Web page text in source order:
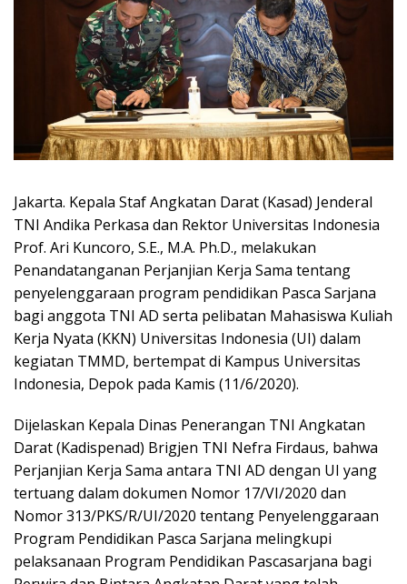
Jakarta. Kepala Staf Angkatan Darat (Kasad) Jenderal
TNI Andika Perkasa dan Rektor Universitas Indonesia
Prof. Ari Kuncoro, S.E., M.A. Ph.D., melakukan
Penandatanganan Perjanjian Kerja Sama tentang
penyelenggaraan program pendidikan Pasca Sarjana
bagi anggota TNI AD serta pelibatan Mahasiswa Kuliah
Kerja Nyata (KKN) Universitas Indonesia (UI) dalam
kegiatan TMMD, bertempat di Kampus Universitas
Indonesia, Depok pada Kamis (11/6/2020).
Dijelaskan Kepala Dinas Penerangan TNI Angkatan
Darat (Kadispenad) Brigjen TNI Nefra Firdaus, bahwa
Perjanjian Kerja Sama antara TNI AD dengan UI yang
tertuang dalam dokumen Nomor 17/VI/2020 dan
Nomor 313/PKS/R/UI/2020 tentang Penyelenggaraan
Program Pendidikan Pasca Sarjana melingkupi
pelaksanaan Program Pendidikan Pascasarjana bagi